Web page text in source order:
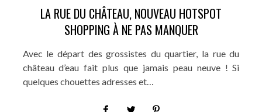
LA RUE DU CHÂTEAU, NOUVEAU HOTSPOT
SHOPPING À NE PAS MANQUER
Avec le départ des grossistes du quartier, la rue du
château d’eau fait plus que jamais peau neuve ! Si
quelques chouettes adresses et…